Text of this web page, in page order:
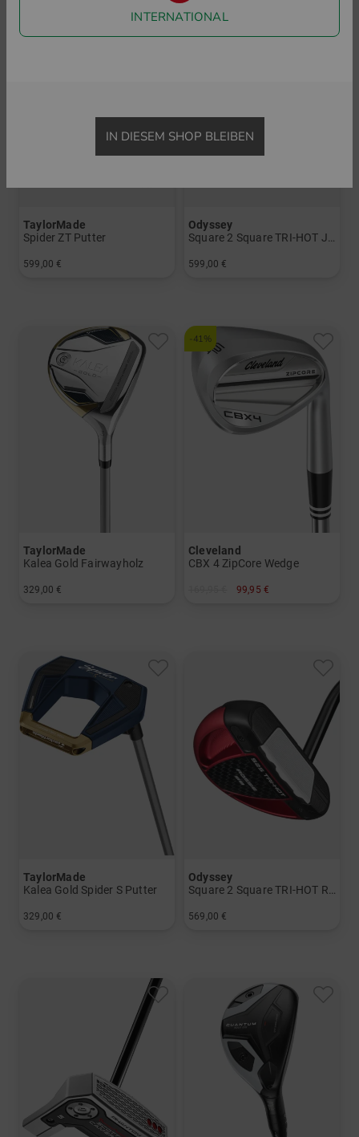
TaylorMade
Spider ZT Putter
599,00 €
Odyssey
599,00 €
TaylorMade
Kalea Gold Fairwayholz
329,00 €
-41%
Cleveland
CBX 4 ZipCore Wedge
99,95 €
TaylorMade
Kalea Gold Spider S Putter
329,00 €
Odyssey
569,00 €
INTERNATIONAL
IN DIESEM SHOP BLEIBEN